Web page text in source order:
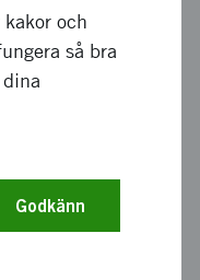
mässan Starta
och
pristagarens
Innovationskraft,
och
så bra
Godkänn